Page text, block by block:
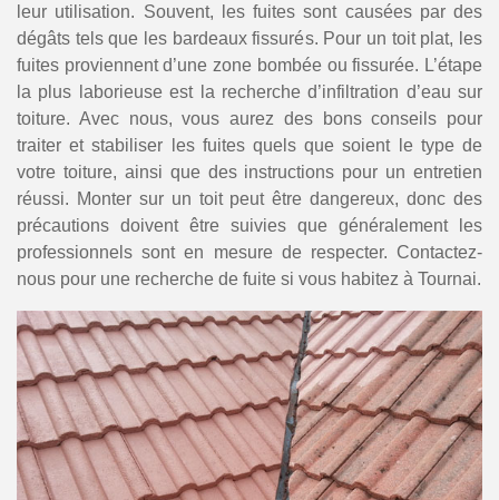
leur utilisation. Souvent, les fuites sont causées par des
dégâts tels que les bardeaux fissurés. Pour un toit plat, les
fuites proviennent d’une zone bombée ou fissurée. L’étape
la plus laborieuse est la recherche d’infiltration d’eau sur
toiture. Avec nous, vous aurez des bons conseils pour
traiter et stabiliser les fuites quels que soient le type de
votre toiture, ainsi que des instructions pour un entretien
réussi. Monter sur un toit peut être dangereux, donc des
précautions doivent être suivies que généralement les
professionnels sont en mesure de respecter. Contactez-
nous pour une recherche de fuite si vous habitez à Tournai.